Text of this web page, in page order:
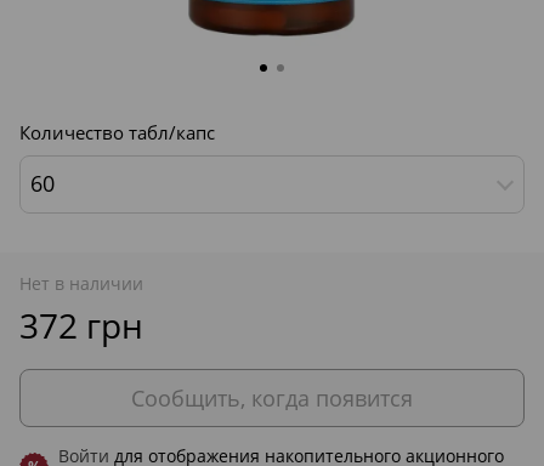
Количество табл/капс
60
Нет в наличии
372 грн
Сообщить, когда появится
Войти для отображения накопительного акционного